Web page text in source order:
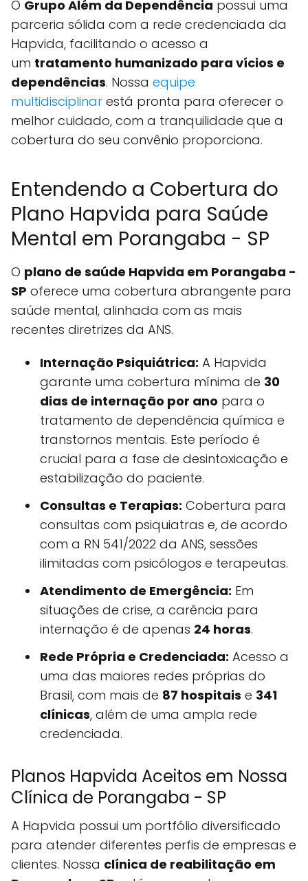
O Grupo Além da Dependência possui uma
parceria sólida com a rede credenciada da
Hapvida, facilitando o acesso a
um tratamento humanizado para vícios e
dependências. Nossa equipe
multidisciplinar está pronta para oferecer o
melhor cuidado, com a tranquilidade que a
cobertura do seu convênio proporciona.
Entendendo a Cobertura do
Plano Hapvida para Saúde
Mental em Porangaba - SP
O plano de saúde Hapvida em Porangaba -
SP oferece uma cobertura abrangente para
saúde mental, alinhada com as mais
recentes diretrizes da ANS.
Internação Psiquiátrica: A Hapvida
garante uma cobertura mínima de 30
dias de internação por ano para o
tratamento de dependência química e
transtornos mentais. Este período é
crucial para a fase de desintoxicação e
estabilização do paciente.
Consultas e Terapias: Cobertura para
consultas com psiquiatras e, de acordo
com a RN 541/2022 da ANS, sessões
ilimitadas com psicólogos e terapeutas.
Atendimento de Emergência: Em
situações de crise, a carência para
internação é de apenas 24 horas.
Rede Própria e Credenciada: Acesso a
uma das maiores redes próprias do
Brasil, com mais de 87 hospitais e 341
clínicas, além de uma ampla rede
credenciada.
Planos Hapvida Aceitos em Nossa
Clínica de Porangaba - SP
A Hapvida possui um portfólio diversificado
para atender diferentes perfis de empresas e
clientes. Nossa clínica de reabilitação em